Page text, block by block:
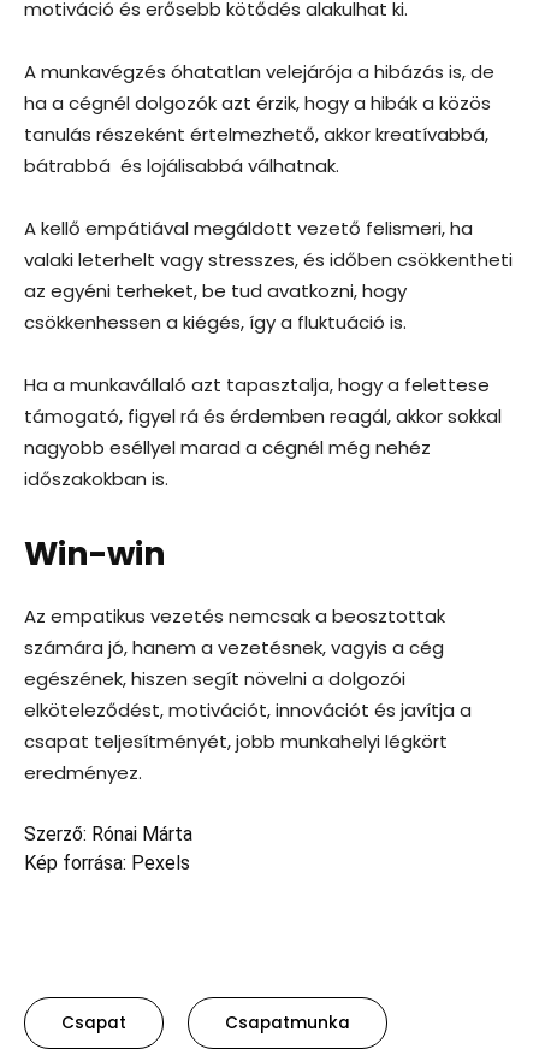
motiváció és erősebb kötődés alakulhat ki.
A munkavégzés óhatatlan velejárója a hibázás is, de
ha a cégnél dolgozók azt érzik, hogy a hibák a közös
tanulás részeként értelmezhető, akkor kreatívabbá,
bátrabbá és lojálisabbá válhatnak.
A kellő empátiával megáldott vezető felismeri, ha
valaki leterhelt vagy stresszes, és időben csökkentheti
az egyéni terheket, be tud avatkozni, hogy
csökkenhessen a kiégés, így a fluktuáció is.
Ha a munkavállaló azt tapasztalja, hogy a felettese
támogató, figyel rá és érdemben reagál, akkor sokkal
nagyobb eséllyel marad a cégnél még nehéz
időszakokban is.
Win-win
Az empatikus vezetés nemcsak a beosztottak
számára jó, hanem a vezetésnek, vagyis a cég
egészének, hiszen segít növelni a dolgozói
elköteleződést, motivációt, innovációt és javítja a
csapat teljesítményét, jobb munkahelyi légkört
eredményez.
Szerző: Rónai Márta
Kép forrása: Pexels
Csapat Csapatmunka